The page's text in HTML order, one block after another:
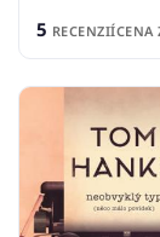
5 RECENZIÍCENA